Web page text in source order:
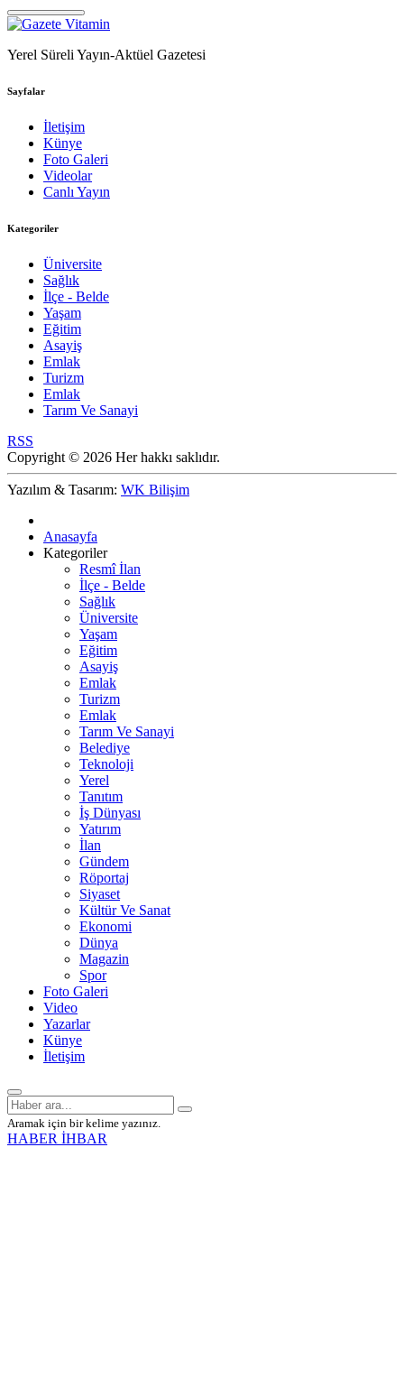
Yerel Süreli Yayın-Aktüel Gazetesi
Sayfalar
İletişim
Künye
Foto Galeri
Videolar
Canlı Yayın
Kategoriler
Üniversite
Sağlık
İlçe - Belde
Yaşam
Eğitim
Asayiş
Emlak
Turizm
Emlak
Tarım Ve Sanayi
RSS
Copyright © 2026 Her hakkı saklıdır.
Yazılım & Tasarım: WK Bilişim
Anasayfa
Kategoriler
Resmî İlan
İlçe - Belde
Sağlık
Üniversite
Yaşam
Eğitim
Asayiş
Emlak
Turizm
Emlak
Tarım Ve Sanayi
Belediye
Teknoloji
Yerel
Tanıtım
İş Dünyası
Yatırım
İlan
Gündem
Röportaj
Siyaset
Kültür Ve Sanat
Ekonomi
Dünya
Magazin
Spor
Foto Galeri
Video
Yazarlar
Künye
İletişim
Aramak için bir kelime yazınız.
HABER İHBAR